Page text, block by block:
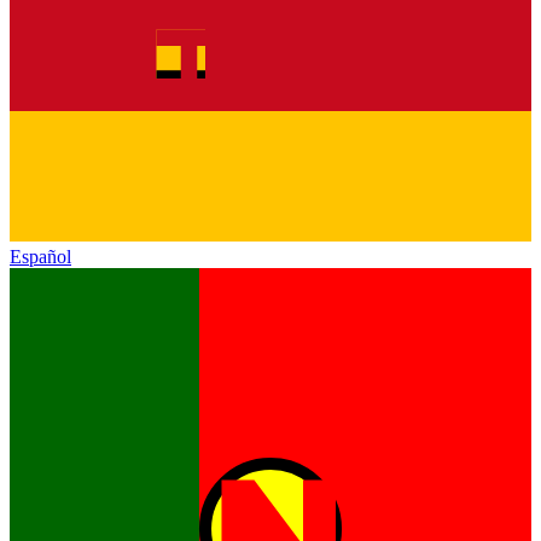
Español